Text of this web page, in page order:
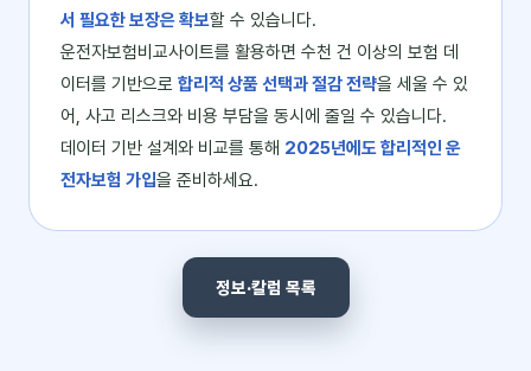
서 필요한 보장은 확보할 수 있습니다.
운전자보험비교사이트를 활용하면 수천 건 이상의 보험 데
이터를 기반으로 합리적 상품 선택과 절감 전략을 세울 수 있
어, 사고 리스크와 비용 부담을 동시에 줄일 수 있습니다.
데이터 기반 설계와 비교를 통해 2025년에도 합리적인 운
전자보험 가입을 준비하세요.
정보·칼럼 목록